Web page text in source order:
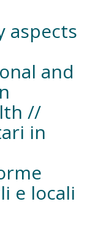
aspects
and
//
in
e locali